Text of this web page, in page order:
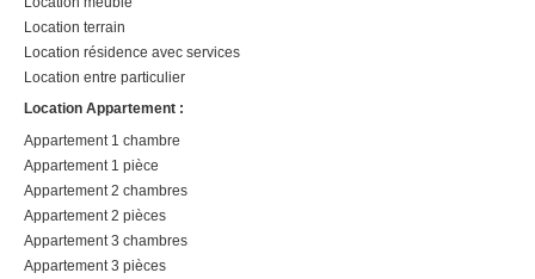
Location terrain
Location résidence avec services
Location entre particulier
Location Appartement :
Appartement 1 chambre
Appartement 1 pièce
Appartement 2 chambres
Appartement 2 pièces
Appartement 3 chambres
Appartement 3 pièces